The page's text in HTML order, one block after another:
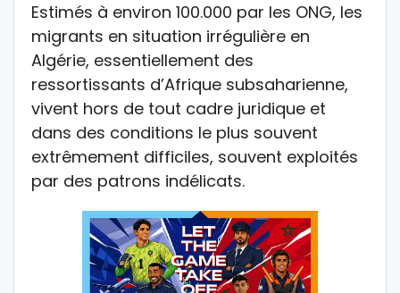
Estimés à environ 100.000 par les ONG, les
migrants en situation irrégulière en
Algérie, essentiellement des
ressortissants d’Afrique subsaharienne,
vivent hors de tout cadre juridique et
dans des conditions le plus souvent
extrêmement difficiles, souvent exploités
par des patrons indélicats.